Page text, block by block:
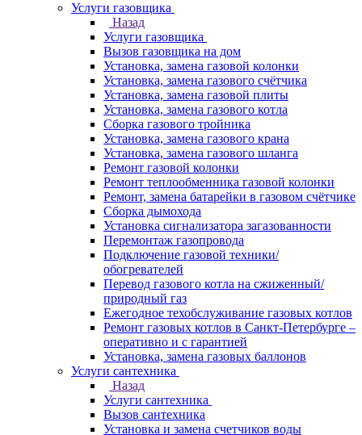
Услуги газовщика
Назад
Услуги газовщика
Вызов газовщика на дом
Установка, замена газовой колонки
Установка, замена газового счётчика
Установка, замена газовой плиты
Установка, замена газового котла
Сборка газового тройника
Установка, замена газового крана
Установка, замена газового шланга
Ремонт газовой колонки
Ремонт теплообменника газовой колонки
Ремонт, замена батарейки в газовом счётчике
Сборка дымохода
Установка сигнализатора загазованности
Перемонтаж газопровода
Подключение газовой техники/
обогревателей
Перевод газового котла на сжиженный/
природный газ
Ежегодное техобслуживание газовых котлов
Ремонт газовых котлов в Санкт-Петербурге –
оперативно и с гарантией
Установка, замена газовых баллонов
Услуги сантехника
Назад
Услуги сантехника
Вызов сантехника
Установка и замена счетчиков воды